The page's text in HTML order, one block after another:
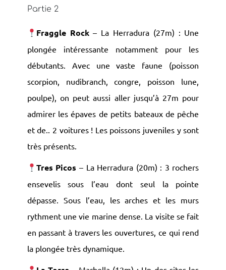
Partie 2
Fraggle Rock– La Herradura (27m) : Une
plongée intéressante notamment pour les
débutants. Avec une vaste faune (poisson
scorpion, nudibranch, congre, poisson lune,
poulpe), on peut aussi aller jusqu’à 27m pour
admirer les épaves de petits bateaux de pêche
et de.. 2 voitures ! Les poissons juveniles y sont
très présents.
Tres Picos – La Herradura (20m) : 3 rochers
ensevelis sous l’eau dont seul la pointe
dépasse. Sous l’eau, les arches et les murs
rythment une vie marine dense. La visite se fait
en passant à travers les ouvertures, ce qui rend
la plongée très dynamique.